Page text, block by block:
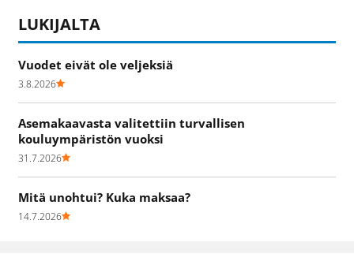
LUKIJALTA
Vuodet eivät ole veljeksiä
3.8.2026
Asemakaavasta valitettiin turvallisen
kouluympäristön vuoksi
31.7.2026
Mitä unohtui? Kuka maksaa?
14.7.2026